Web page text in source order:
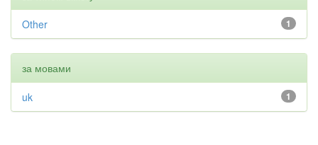
1
Other
за мовами
1
uk